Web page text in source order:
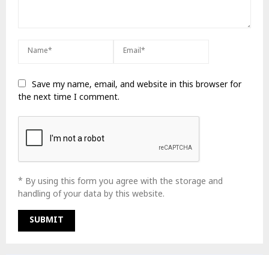
Save my name, email, and website in this browser for
the next time I comment.
* By using this form you agree with the storage and
handling of your data by this website.